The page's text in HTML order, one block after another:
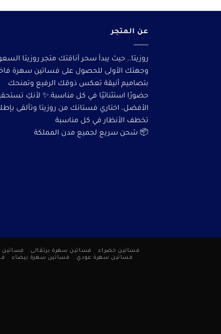
عن المتجر
روزيتا.. حيث يبدأ سحر أناقتك متجر روزيتا
وجهتك الأولى للحصول على فساتين سهرة
بتصاميم أنيقة تعكس ذوقك الرفيع وتمنحك
حضورًا استثنائيًا في كل مناسبة.✨ لأنكِ
الأفضل، اختاري فستانك من روزيتا وتألقى
تخطف الأنظار في كل مناسبة
📦 شحن سريع لجميع مدن المملكة
فساتين خضراء فساتين سهرة برتقالى
فساتين سهرة عودي
فساتين سهرة بيضاء